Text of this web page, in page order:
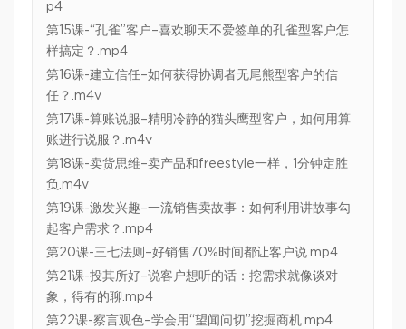
p4
第15课-“孔雀”客户–喜欢聊天不爱签单的孔雀型客户怎
样搞定？.mp4
第16课-建立信任–如何获得协调者无尾熊型客户的信
任？.m4v
第17课-算账说服–精明冷静的猫头鹰型客户，如何用算
账进行说服？.m4v
第18课-卖货思维–卖产品和freestyle一样，1分钟定胜
负.m4v
第19课-激发兴趣–一流销售卖故事：如何利用讲故事勾
起客户需求？.mp4
第20课-三七法则–好销售70%时间都让客户说.mp4
第21课-投其所好–说客户想听的话：挖需求就像谈对
象，得有的聊.mp4
第22课-察言观色–学会用“望闻问切”挖掘商机.mp4